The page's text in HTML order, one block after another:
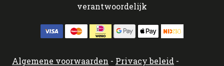
verantwoordelijk
Algemene voorwaarden - Privacy beleid -